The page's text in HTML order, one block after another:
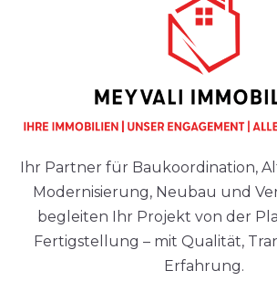
Ihr Partner für Baukoordination,
Modernisierung, Neubau und
begleiten Ihr Projekt von der
Fertigstellung – mit Qualität,
Erfahrung.